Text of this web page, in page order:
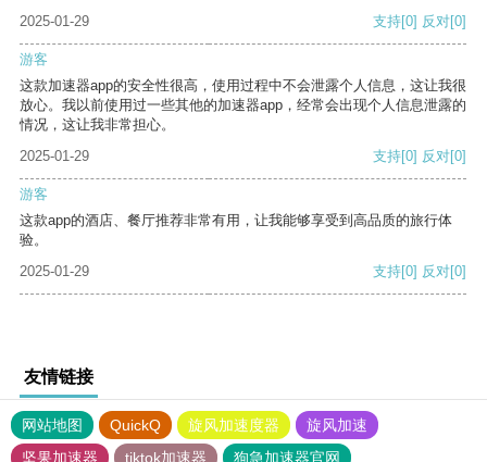
2025-01-29 支持[0] 反对[0]
游客
这款加速器app的安全性很高，使用过程中不会泄露个人信息，这让我很
放心。我以前使用过一些其他的加速器app，经常会出现个人信息泄露的
情况，这让我非常担心。
2025-01-29
支持[0] 反对[0]
游客
这款app的酒店、餐厅推荐非常有用，让我能够享受到高品质的旅行体
验。
2025-01-29
支持[0] 反对[0]
友情链接
网站地图 QuickQ 旋风加速度器
旋风加速
坚果加速器
tiktok加速器
狗急加速器官网